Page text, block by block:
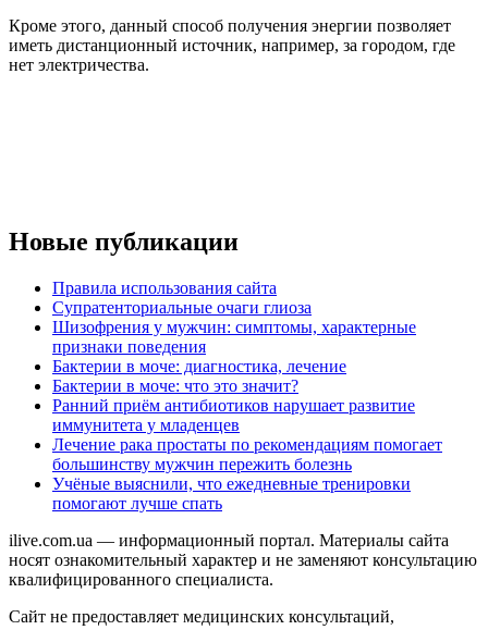
Кроме этого, данный способ получения энергии позволяет
иметь дистанционный источник, например, за городом, где
нет электричества.
Новые публикации
Правила использования сайта
Супратенториальные очаги глиоза
Шизофрения у мужчин: симптомы, характерные
признаки поведения
Бактерии в моче: диагностика, лечение
Бактерии в моче: что это значит?
Ранний приём антибиотиков нарушает развитие
иммунитета у младенцев
Лечение рака простаты по рекомендациям помогает
большинству мужчин пережить болезнь
Учёные выяснили, что ежедневные тренировки
помогают лучше спать
ilive.com.ua — информационный портал. Материалы сайта
носят ознакомительный характер и не заменяют консультацию
квалифицированного специалиста.
Сайт не предоставляет медицинских консультаций,